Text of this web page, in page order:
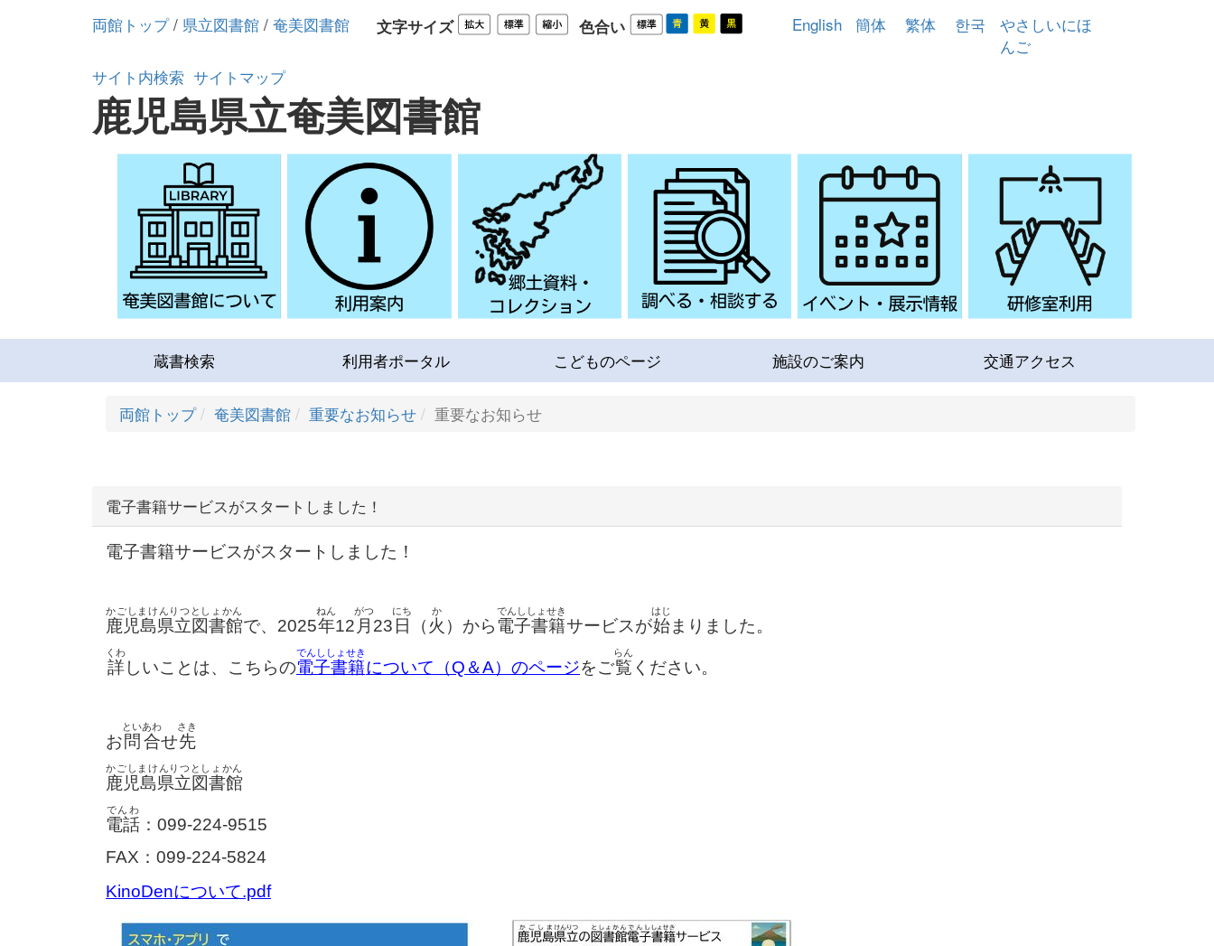
両館トップ/ 県立図書館 / 奄美図書館 文字サイズ 色合い English 簡体 繁体 한국
やさしいにほ
んご
サイト内検索 サイトマップ
鹿児島県立奄美図書館
蔵書検索 利用者ポータル こどものページ 施設のご案内 交通アクセス
両館トップ 奄美図書館 重要なお知らせ 重要なお知らせ
電子書籍サービスがスタートしました！
電子書籍サービスがスタートしました！
鹿児島県立図書館
かごしまけんりつとしょかん
で、2025年
ねん
12 月
がつ
23 日
にち
（ 火
か
）から 電子書籍
でんししょせき
サービスが始
はじ
まりました。
詳
くわ
しいことは、こちらの電子書籍
でんししょせき
について（Q＆A）のページをご覧
らん
ください。
お問合
といあわ
せ先
さき
鹿児島県立図書館
かごしまけんりつとしょかん
電話
でんわ
： 099-224-9515
FAX：099-224-5824
KinoDenについて.pdf